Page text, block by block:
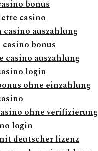
bonus
casino
casino auszahlung
casino bonus
casino auszahlung
login
ohne einzahlung
ohne verifizierung
login
deutscher lizenz